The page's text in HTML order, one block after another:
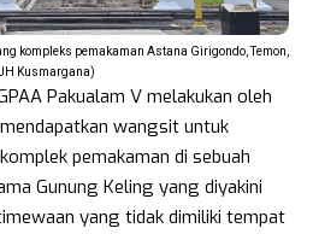
kompleks pemakaman Astana Girigondo, Temon,
JH Kusmargana)
Pakualam V melakukan oleh
wangsit untuk
pemakaman di sebuah
Gunung Keling yang diyakini
yang tidak dimiliki tempat